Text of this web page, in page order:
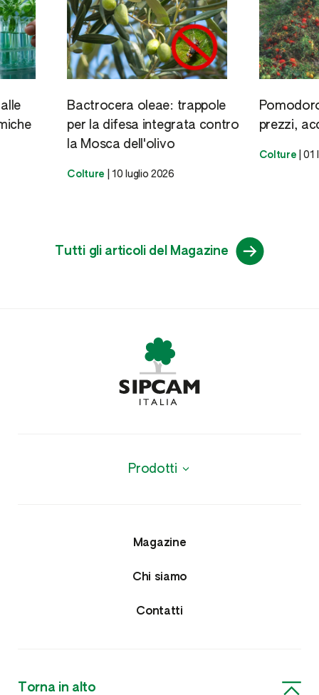
Bactrocera oleae: trappole
per la difesa integrata contro
la Mosca dell'olivo
Colture |10 luglio 2026
prezzi,
Colture |01
Tutti gli articoli del Magazine
Prodotti
Agrofarmaci
Insetticidi e Nematocidi
Acaricidi e Lumachicidi
Magazine
Chi siamo
Contatti
Torna in alto